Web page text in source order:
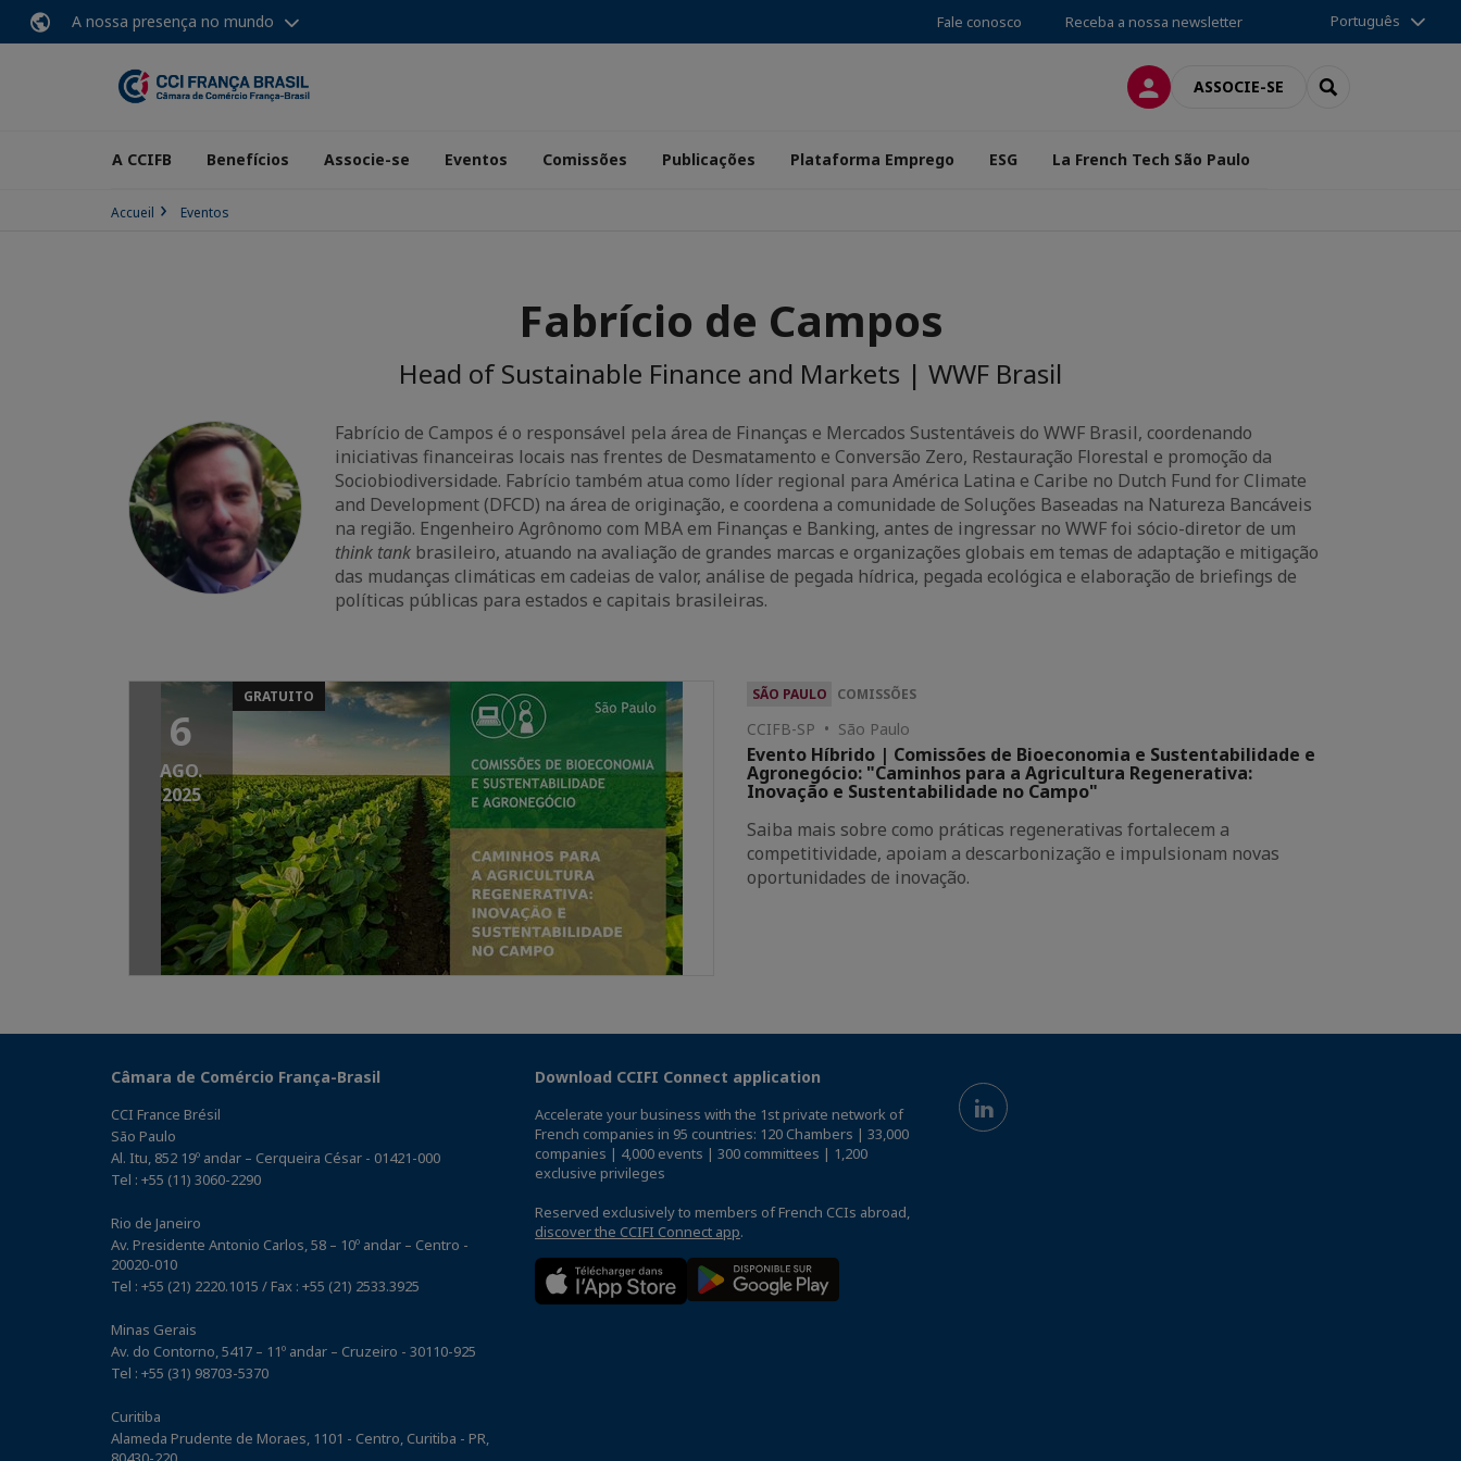
A nossa presença no mundo Fale conosco Receba a nossa newsletter Português
CONEXÃOASSOCIE-SE SEARCH
A CCIFB Benefícios Associe-se Eventos Comissões Publicações Plataforma Emprego ESG La French Tech São Paulo
Accueil Eventos
Fabrício de Campos
Head of Sustainable Finance and Markets | WWF Brasil
Fabrício de Campos é o responsável pela área de Finanças e Mercados Sustentáveis do WWF Brasil, coordenando
iniciativas financeiras locais nas frentes de Desmatamento e Conversão Zero, Restauração Florestal e promoção da
Sociobiodiversidade. Fabrício também atua como líder regional para América Latina e Caribe no Dutch Fund for Climate
and Development (DFCD) na área de originação, e coordena a comunidade de Soluções Baseadas na Natureza Bancáveis
na região. Engenheiro Agrônomo com MBA em Finanças e Banking, antes de ingressar no WWF foi sócio-diretor de um
think tank brasileiro, atuando na avaliação de grandes marcas e organizações globais em temas de adaptação e mitigação
das mudanças climáticas em cadeias de valor, análise de pegada hídrica, pegada ecológica e elaboração de briefings de
políticas públicas para estados e capitais brasileiras.
6
AGO.
2025
GRATUITO SÃO PAULO COMISSÕES
CCIFB-SP • São Paulo
Evento Híbrido | Comissões de Bioeconomia e Sustentabilidade e
Agronegócio: "Caminhos para a Agricultura Regenerativa:
Inovação e Sustentabilidade no Campo"
Saiba mais sobre como práticas regenerativas fortalecem a
competitividade, apoiam a descarbonização e impulsionam novas
oportunidades de inovação.
Câmara de Comércio França-Brasil
CCI France Brésil
São Paulo
Al. Itu, 852 19º andar – Cerqueira César - 01421-000
Tel : +55 (11) 3060-2290
Rio de Janeiro
Av. Presidente Antonio Carlos, 58 – 10º andar – Centro -
20020-010
Tel : +55 (21) 2220.1015 / Fax : +55 (21) 2533.3925
Minas Gerais
Av. do Contorno, 5417 – 11º andar – Cruzeiro - 30110-925
Tel : +55 (31) 98703-5370
Curitiba
Alameda Prudente de Moraes, 1101 - Centro, Curitiba - PR,
Download CCIFI Connect application
Accelerate your business with the 1st private network of
French companies in 95 countries: 120 Chambers | 33,000
companies | 4,000 events | 300 committees | 1,200
exclusive privileges
Reserved exclusively to members of French CCIs abroad,
discover the CCIFI Connect app.